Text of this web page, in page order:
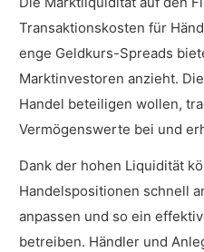
Transaktionskosten für
enge Geldkurs-Spreads
Marktinvestoren anzieht.
Handel beteiligen wollen,
Vermögenswerte bei und
Dank der hohen Liquidität
Handelspositionen schnell
anpassen und so ein
betreiben. Händler und